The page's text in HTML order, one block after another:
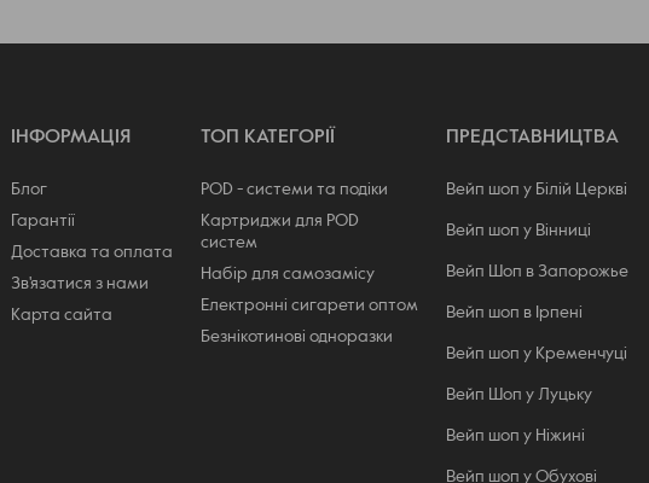
ІНФОРМАЦІЯ
Блог
Гарантії
Доставка та оплата
Зв'язатися з нами
Карта сайта
ТОП КАТЕГОРІЇ
POD - системи та подіки
Картриджи для POD
систем
Набір для самозамісу
Електронні сигарети оптом
Безнікотинові одноразки
ПРЕДСТАВНИЦТВА
Вейп шоп у Білій Церкві
Вейп шоп у Вінниці
Вейп Шоп в Запорожье
Вейп шоп в Ірпені
Вейп шоп у Кременчуці
Вейп Шоп у Луцьку
Вейп шоп у Ніжині
Вейп шоп у Обухові